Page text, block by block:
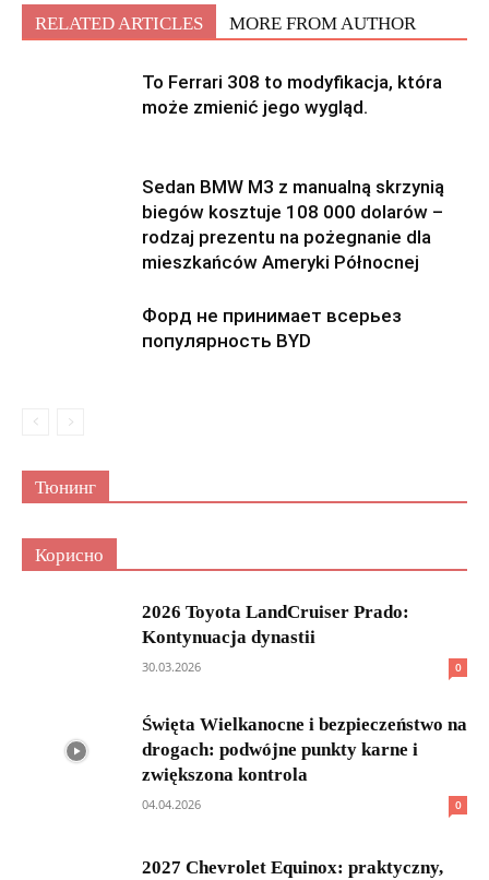
RELATED ARTICLES MORE FROM AUTHOR
To Ferrari 308 to modyfikacja, która
może zmienić jego wygląd.
Sedan BMW M3 z manualną skrzynią
biegów kosztuje 108 000 dolarów –
rodzaj prezentu na pożegnanie dla
mieszkańców Ameryki Północnej
Форд не принимает всерьез
популярность BYD
Тюнинг
Корисно
2026 Toyota LandCruiser Prado:
Kontynuacja dynastii
30.03.2026 0
Święta Wielkanocne i bezpieczeństwo na
drogach: podwójne punkty karne i
zwiększona kontrola
04.04.2026 0
2027 Chevrolet Equinox: praktyczny,